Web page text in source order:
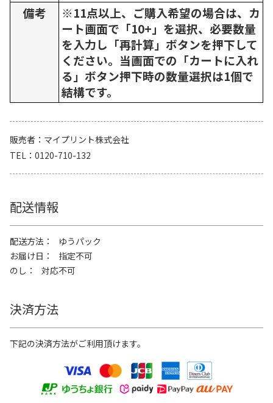
備考
※11点以上、ご購入希望の場合は、カ
ート画面で「10+」を選択、必要数量
を入力し「再計算」ボタンを押下して
ください。当画面での「カートに入れ
る」ボタン押下時の数量選択は1個で
結構です。
販売者
マイプリント株式会社
TEL
0120-710-132
配送情報
配送方法
ゆうパック
お届け日
指定不可
のし
対応不可
決済方法
下記の決済方法がご利用頂けます。